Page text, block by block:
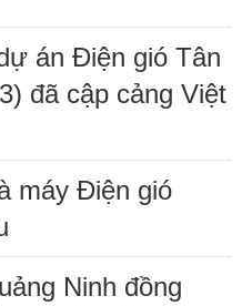
án Điện gió Tân
đã cập cảng Việt
máy Điện gió
Ninh đồng